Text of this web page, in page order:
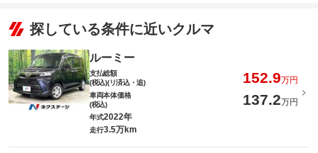
探している条件に近いクルマ
ルーミー
支払総額
(税込)(リ済込・追)
152.9万円
車両本体価格
(税込)
137.2万円
年式2022年
走行3.5万km